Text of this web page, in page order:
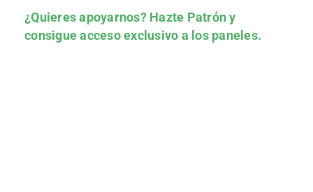
¿Quieres apoyarnos? Hazte Patróny
consigue acceso exclusivo a los paneles.